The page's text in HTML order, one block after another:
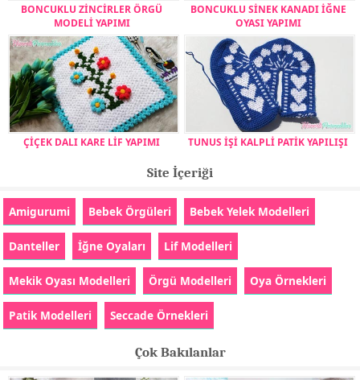
BONCUKLU ZİNCİRLER ÖRGÜ
MODELİ YAPIMI
BONCUKLU SİNEK KANADI İĞNE
OYASI YAPIMI
ÇİÇEK DALI KARE LİF YAPIMI TUNUS İŞİ KALPLİ PATİK YAPILIŞI
Site İçeriği
Amigurumi Bebek Örgüleri Bebek Yelek Modelleri
Danteller İğne Oyaları Lif Modelleri
Mekik Oyası Modelleri Örgü Modelleri Oya Örnekleri
Patik Modelleri Seccade Örnekleri
Çok Bakılanlar